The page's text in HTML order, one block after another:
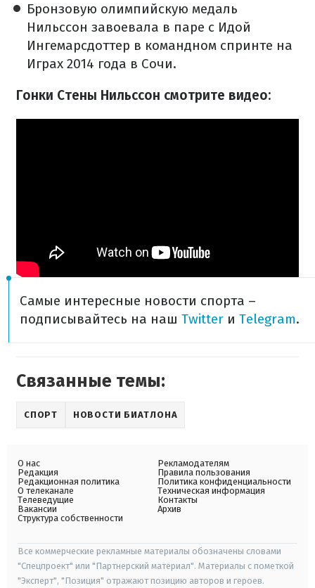
Бронзовую олимпийскую медаль
Нильссон завоевала в паре с Идой
Ингемарсдоттер в командном спринте на
Играх 2014 года в Сочи.
Гонки Стены Нильссон смотрите видео:
Самые интересные новости спорта –
подписывайтесь на наш Twitter и Telegram.
Связанные темы:
СПОРТ НОВОСТИ БИАТЛОНА
О нас
Редакция
Редакционная политика
О телеканале
Телеведущие
Вакансии
Структура собственности
Рекламодателям
Правила пользования
Политика конфиденциальности
Техническая информация
Контакты
Архив
Все коммерческие рекламные материалы обозначены словами
"Спецпроект" или "Партнерский материал". Материалы с пометкой
"Эксперт", "Позиция" отражают позицию авторов и героев.